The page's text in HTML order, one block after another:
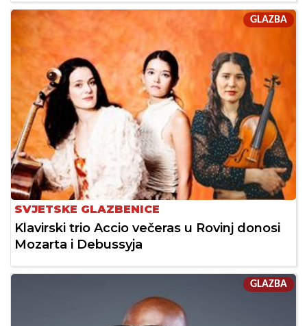
GLAZBA
SVJETSKE GLAZBENICE
Klavirski trio Accio večeras u Rovinj donosi
Mozarta i Debussyja
GLAZBA